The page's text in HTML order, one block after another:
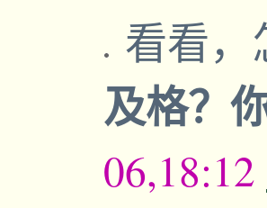
看看
及格？
06,18:12